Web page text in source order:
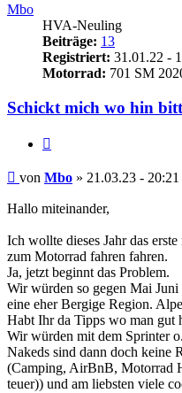
Mbo
HVA-Neuling
Beiträge: 13
Registriert: 31.01.22 -
Motorrad: 701 SM
Schickt mich wo hin
Beitrag
von Mbo » 21.03.23 - 20:21
Hallo miteinander,
Ich wollte dieses Jahr das
zum Motorrad fahren fahren.
Ja, jetzt beginnt das Problem.
Wir würden so gegen Mai
eine eher Bergige Region.
Habt Ihr da Tipps wo man gut
Wir würden mit dem Sprinter
Nakeds sind dann doch keine
(Camping, AirBnB, Motorrad
teuer)) und am liebsten viele